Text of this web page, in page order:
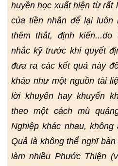
huyền học xuất hiện từ rất
của tiền nhân để lại luôn
thêm thắt, định
nhắc kỹ trước khi quyết
đưa ra các kết quả này
khảo như một nguồn tài
lời khuyên hay khuyến
theo một cách mù
Nghiệp khác nhau,
Quả là không thể nghĩ
làm nhiều Phước Thiện